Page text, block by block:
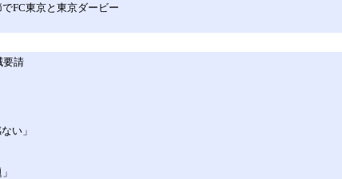
FC東京と東京ダービー
要請
い」